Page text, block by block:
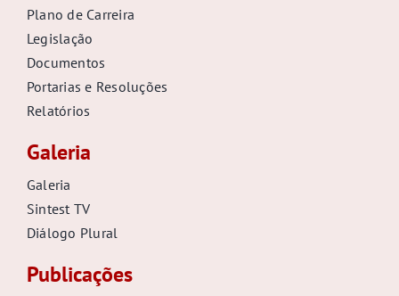
Plano de Carreira
Legislação
Documentos
Portarias e Resoluções
Relatórios
Galeria
Galeria
Sintest TV
Diálogo Plural
Publicações